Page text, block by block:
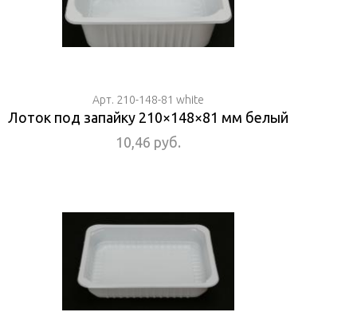
Арт. 210-148-81 white
Лоток под запайку 210×148×81 мм белый
10,46 руб.